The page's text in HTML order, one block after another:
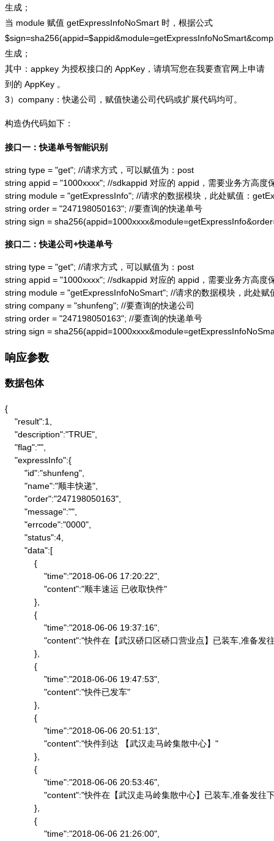
生成；
当 module 赋值 getExpressInfoNoSmart 时，根据公式
生成；
其中：appkey 为授权接口的 AppKey，请填写您在我要查官网上申请
到的 AppKey 。
3）company：快递公司，赋值快递公司代码或扩展代码均可。
构造伪代码如下：
接口一：快递单号智能识别
string type = "get"; //请求方式，可以赋值为：post
string appid = "1000xxxx"; //sdkappid 对应的 appid，需要业务方高度
string module = "getExpressInfo"; //请求的数据模块，此处赋值：
string order = "247198050163"; //要查询的快递单号
string sign =
接口二：快递公司+快递单号
string type = "get"; //请求方式，可以赋值为：post
string appid = "1000xxxx"; //sdkappid 对应的 appid，需要业务方高度
string module = "getExpressInfoNoSmart"; //请求的数据模块，此处赋
string company = "shunfeng"; //要查询的快递公司
string order = "247198050163"; //要查询的快递单号
string sign =
响应参数
数据包体
{
    "result":1,
    "description":"TRUE",
    "flag":"",
    "expressInfo":{
        "id":"shunfeng",
        "name":"顺丰快递",
        "order":"247198050163",
        "message":"",
        "errcode":"0000",
        "status":4,
        "data":[
            {
                "time":"2018-06-06 17:20:22",
                "content":"顺丰速运 已收取快件"
            },
            {
                "time":"2018-06-06 19:37:16",
"content":"快件在【武汉硚口区硚口营业点】已装车,准备
            },
            {
                "time":"2018-06-06 19:47:53",
                "content":"快件已发车"
            },
            {
                "time":"2018-06-06 20:51:13",
                "content":"快件到达 【武汉走马岭集散中心】"
            },
            {
                "time":"2018-06-06 20:53:46",
"content":"快件在【武汉走马岭集散中心】已装车,准备发往
            },
            {
                "time":"2018-06-06 21:26:00",